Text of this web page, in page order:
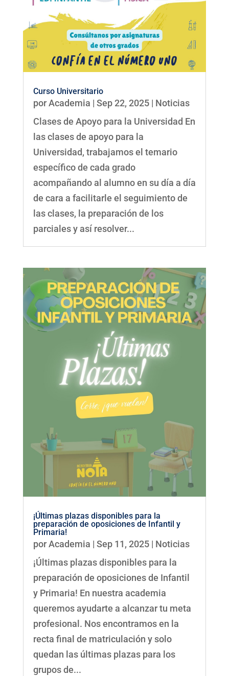
Curso Universitario
porAcademia | Sep 22, 2025| Noticias
Clases de Apoyo para la Universidad En
las clases de apoyo para la
Universidad, trabajamos el temario
específico de cada grado
acompañando al alumno en su día a día
de cara a facilitarle el seguimiento de
las clases, la preparación de los
parciales y así resolver...
¡Últimas plazas disponibles para la
preparación de oposiciones de Infantil y
Primaria!
porAcademia | Sep 11, 2025| Noticias
¡Últimas plazas disponibles para la
preparación de oposiciones de Infantil
y Primaria! En nuestra academia
queremos ayudarte a alcanzar tu meta
profesional. Nos encontramos en la
recta final de matriculación y solo
quedan las últimas plazas para los
grupos de...